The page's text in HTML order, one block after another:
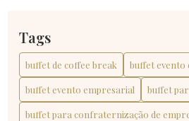
BUFFET PARA EMPRESA: GUIA COMPLETO PARA
ESCOLHER O MELHOR SERVIÇO
BUFFET PARA EVENTO EMPRESARIAL: O GUIA
COMPLETO PARA ESCOLHER
Tags
buffet de coffee break buffet
buffet evento empresarial buffet
buffet para confraternização de